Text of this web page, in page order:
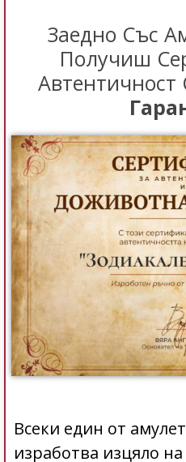
Заедно Със
Получиш
Автентичност
Всеки един от
изработва изцяло